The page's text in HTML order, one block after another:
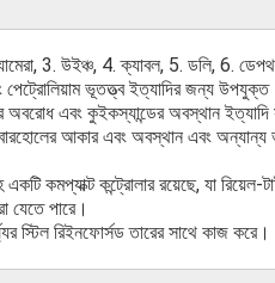
3. উইঞ্চ, 4. ক্যাবল, 5. ডলি, 6.
পেট্রোলিয়াম ভূতত্ত্ব ইত্যাদির জন্য
অবরোধ এবং কুইকস্যান্ডের অবস্থান
আকার এবং অবস্থান এবং অন্যান্য
কমপ্যাক্ট কন্ট্রোলার রয়েছে, যা রিয়েল-
পারে।
স্টিল রিইনফোর্সড তারের সাথে কাজ করে।